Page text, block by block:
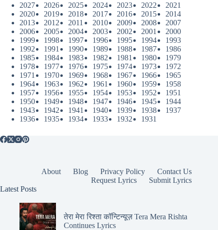
2027
2026 2025 2024 2023 2022
2021
2020
2019 2018 2017 2016 2015
2014
2013
2012 2011 2010 2009 2008
2007
2006
2005 2004 2003 2002 2001
2000
1999
1998 1997 1996 1995 1994
1993
1992
1991 1990 1989 1988 1987
1986
1985
1984 1983 1982 1981 1980
1979
1978
1977 1976 1975 1974 1973
1972
1971
1970 1969 1968 1967 1966
1965
1964
1963 1962 1961 1960 1959
1958
1957
1956 1955 1954 1953 1952
1951
1950
1949 1948 1947 1946 1945
1944
1943
1942 1941 1940 1939 1938
1937
1936
1935 1934 1933 1932 1931
About Blog Privacy Policy
Contact Us
Request Lyrics
Submit Lyrics
Latest Posts
तेरा मेरा रिश्ता कॉन्टिन्यूज़ Tera Mera Rishta
Continues Lyrics